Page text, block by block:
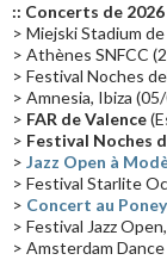
Passages radio
Les concerts en Chine
Synthé Roland(15)
(14)
Tournée 2025(14)
:: Concerts de 2026
> Miejski Stadium
> Athènes SNFCC
> Festival Noches
> Amnesia, Ibiza
> FAR de Valence
> Festival Noches
> Jazz Open à
> Festival Starlite
> Concert au
> Festival Jazz
> Amsterdam